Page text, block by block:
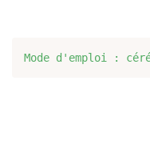
Mode d'emploi :